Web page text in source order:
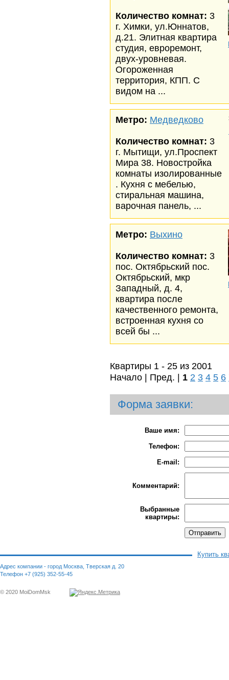
Количество комнат: 3
г. Химки, ул.Юннатов,
д.21. Элитная квартира
студия, евроремонт,
двух-уровневая.
Огороженная
территория, КПП. С
видом на ...
Метро: Медведково
Количество комнат: 3
г. Мытищи, ул.Проспект
Мира 38. Новостройка
комнаты изолированные
. Кухня с мебелью,
стиральная машина,
варочная панель, ...
Метро: Выхино
Количество комнат: 3
пос. Октябрьский пос.
Октябрьский, мкр
Западный, д. 4,
квартира после
качественного ремонта,
встроенная кухня со
всей бы ...
Квартиры 1 - 25 из 2001
Начало | Пред. | 1 2 3 4 5 6
Форма заявки:
Ваше имя:
Телефон:
E-mail:
Комментарий:
Выбранные
квартиры:
Купить
Адрес компании - город Москва, Тверская д. 20
Телефон +7 (925) 352-55-45
© 2020 MoiDomMsk